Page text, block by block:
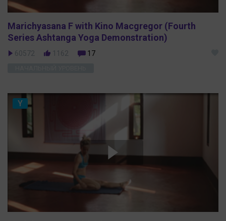
Marichyasana F with Kino Macgregor (Fourth
Series Ashtanga Yoga Demonstration)
60572 1162 17
Y